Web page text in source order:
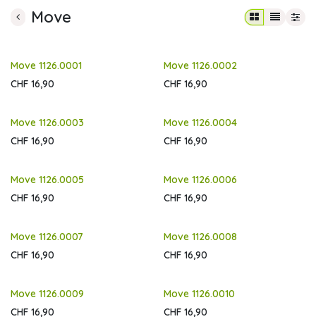
Move
Move 1126.0001
CHF 16,90
Move 1126.0002
CHF 16,90
Move 1126.0003
CHF 16,90
Move 1126.0004
CHF 16,90
Move 1126.0005
CHF 16,90
Move 1126.0006
CHF 16,90
Move 1126.0007
CHF 16,90
Move 1126.0008
CHF 16,90
Move 1126.0009
CHF 16,90
Move 1126.0010
CHF 16,90